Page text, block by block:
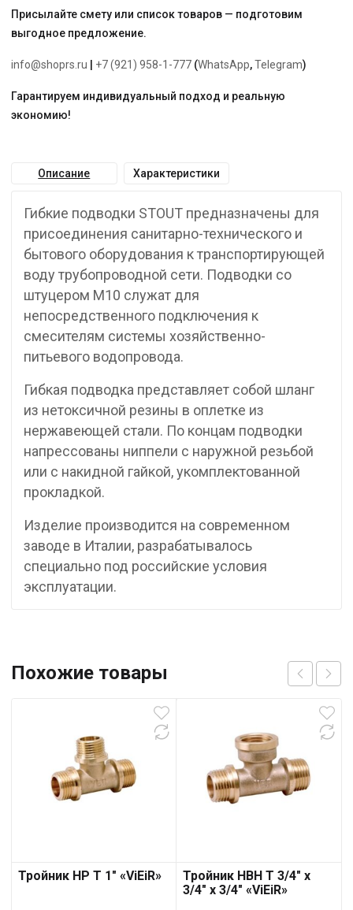
Присылайте смету или список товаров — подготовим
выгодное предложение.
info@shoprs.ru +7 (921) 958-1-777 (WhatsApp,Telegram)
Гарантируем индивидуальный подход и реальную
экономию!
Описание Характеристики
Гибкие подводки STOUT предназначены для
присоединения санитарно-технического и
бытового оборудования к транспортирующей
воду трубопроводной сети. Подводки со
штуцером М10 служат для
непосредственного подключения к
смесителям системы хозяйственно-
питьевого водопровода.
Гибкая подводка представляет собой шланг
из нетоксичной резины в оплетке из
нержавеющей стали. По концам подводки
напрессованы ниппели с наружной резьбой
или с накидной гайкой, укомплектованной
прокладкой.
Изделие производится на современном
заводе в Италии, разрабатывалось
специально под российские условия
эксплуатации.
Похожие товары
Тройник НР T 1″ «ViEiR»
Тройник НВН T 3/4″ х
3/4″ х 3/4″ «ViEiR»